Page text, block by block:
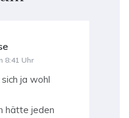
8:41 Uhr
ja wohl
hätte jeden